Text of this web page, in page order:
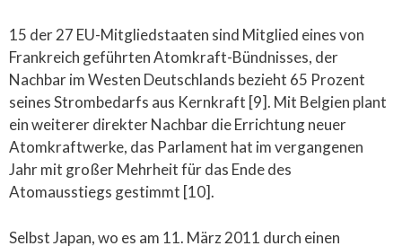
15 der 27 EU-Mitgliedstaaten sind Mitglied eines von
Frankreich geführten Atomkraft-Bündnisses, der
Nachbar im Westen Deutschlands bezieht 65 Prozent
seines Strombedarfs aus Kernkraft [9]. Mit Belgien plant
ein weiterer direkter Nachbar die Errichtung neuer
Atomkraftwerke, das Parlament hat im vergangenen
Jahr mit großer Mehrheit für das Ende des
Atomausstiegs gestimmt [10].
Selbst Japan, wo es am 11. März 2011 durch einen